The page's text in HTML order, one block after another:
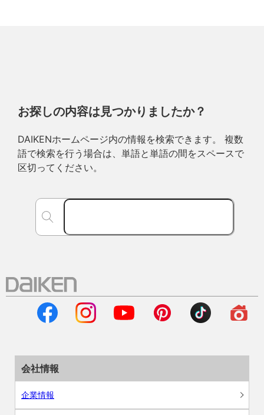
お探しの内容は見つかりましたか？
DAIKENホームページ内の情報を検索できます。 複数
語で検索を行う場合は、単語と単語の間をスペースで
区切ってください。
会社情報
企業情報